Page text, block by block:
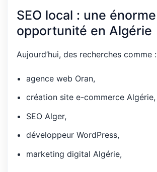
SEO local : une énorme
opportunité en Algérie
Aujourd’hui, des recherches comme :
agence web Oran,
création site e-commerce Algérie,
SEO Alger,
développeur WordPress,
marketing digital Algérie,